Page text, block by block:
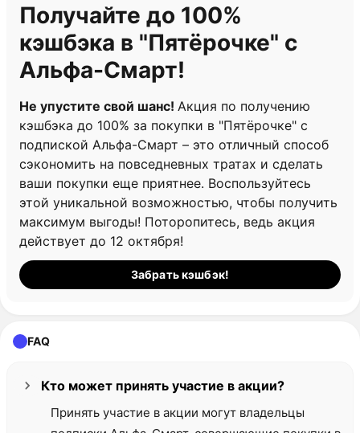
Получайте до 100%
кэшбэка в "Пятёрочке" с
Альфа-Смарт!
Не упустите свой шанс! Акция по получению
кэшбэка до 100% за покупки в "Пятёрочке" с
подпиской Альфа-Смарт – это отличный способ
сэкономить на повседневных тратах и сделать
ваши покупки еще приятнее. Воспользуйтесь
этой уникальной возможностью, чтобы получить
максимум выгоды! Поторопитесь, ведь акция
действует до 12 октября!
Забрать кэшбэк!
FAQ
Кто может принять участие в акции?
Принять участие в акции могут владельцы